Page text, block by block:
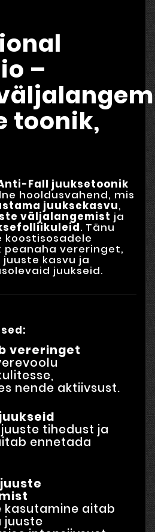
–
toonik,
Fall juuksetoonik
hooldusvahend, mis
juuksekasvu,
väljalangemist ja
. Tänu
peanaha vereringet,
kasvu ja
juukseid.
vereringet
nende aktiivsust.
tihedust ja
ennetada
kasutamine aitab
juuste